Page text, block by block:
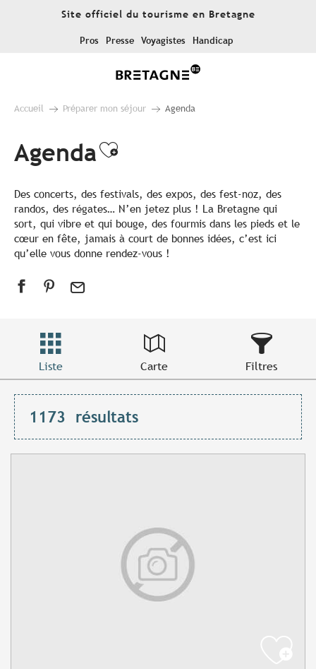
Site officiel du tourisme en Bretagne
Pros Presse Voyagistes Handicap
Accueil Préparer mon séjour Agenda
AgendaAjouter aux favoris
Des concerts, des festivals, des expos, des fest-noz, des
randos, des régates… N’en jetez plus ! La Bretagne qui
sort, qui vibre et qui bouge, des fourmis dans les pieds et le
cœur en fête, jamais à court de bonnes idées, c’est ici
qu’elle vous donne rendez-vous !
Liste Carte Filtres
1173 résultats